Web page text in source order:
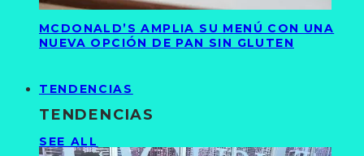
MCDONALD’S AMPLIA SU MENÚ CON UNA
NUEVA OPCIÓN DE PAN SIN GLUTEN
TENDENCIAS
TENDENCIAS
SEE ALL